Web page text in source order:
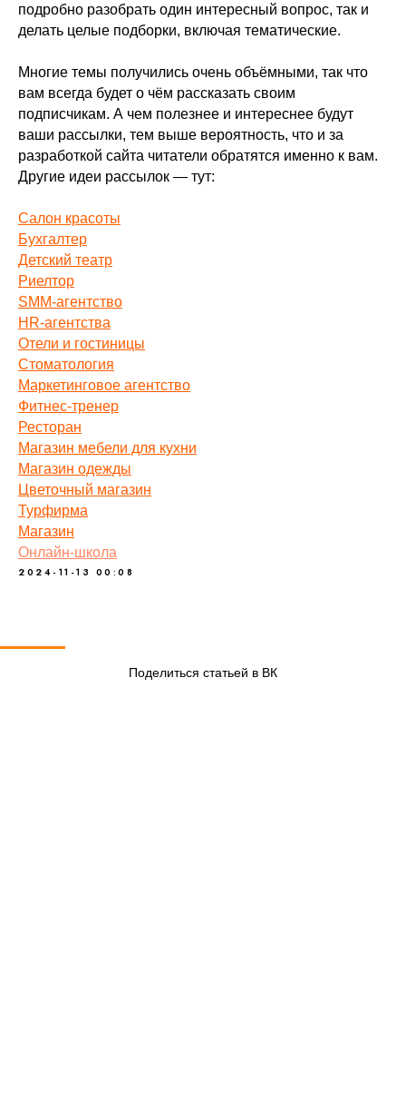
подробно разобрать один интересный вопрос, так и
делать целые подборки, включая тематические.
Многие темы получились очень объёмными, так что
вам всегда будет о чём рассказать своим
подписчикам. А чем полезнее и интереснее будут
ваши рассылки, тем выше вероятность, что и за
разработкой сайта читатели обратятся именно к вам.
Другие идеи рассылок — тут:
Салон красоты
Бухгалтер
Детский театр
Риелтор
SMM-агентство
HR-агентства
Отели и гостиницы
Стоматология
Маркетинговое агентство
Фитнес-тренер
Ресторан
Магазин мебели для кухни
Магазин одежды
Цветочный магазин
Турфирма
Магазин
Онлайн-школа
2024-11-13 00:08
Поделиться статьей в ВК